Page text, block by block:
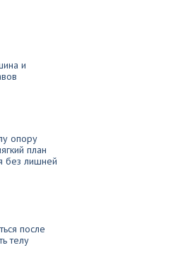
и
опору
план
без лишней
после
телу